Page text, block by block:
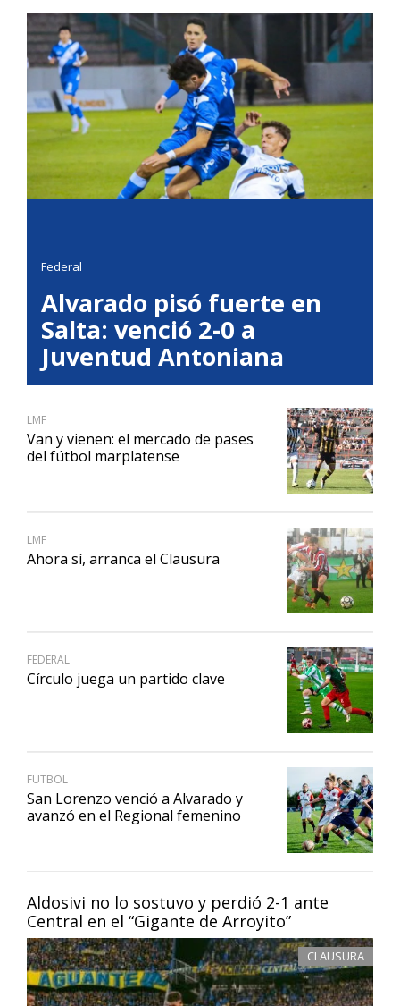
Aldosivi no lo sostuvo y perdió 2-1 ante
Central en el “Gigante de Arroyito”
CLAUSURA
Federal
Alvarado pisó fuerte en
Salta: venció 2-0 a
Juventud Antoniana
LMF
Van y vienen: el mercado de pases
del fútbol marplatense
LMF
Ahora sí, arranca el Clausura
FEDERAL
Círculo juega un partido clave
FUTBOL
San Lorenzo venció a Alvarado y
avanzó en el Regional femenino